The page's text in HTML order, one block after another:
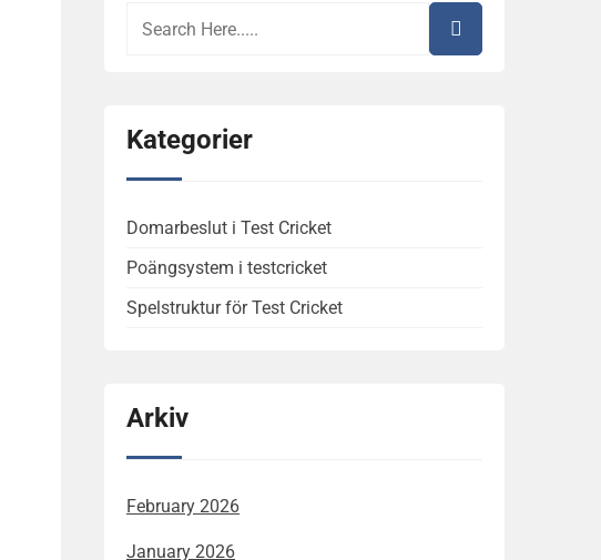
Kategorier
Domarbeslut i Test Cricket
Poängsystem i testcricket
Spelstruktur för Test Cricket
Arkiv
February 2026
January 2026